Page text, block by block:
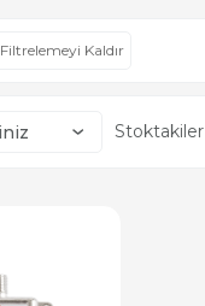
Filtrelemeyi Kaldır
Stoktakiler